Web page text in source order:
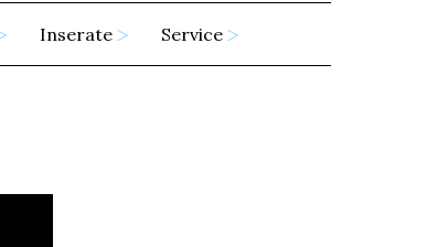
Inserate Service